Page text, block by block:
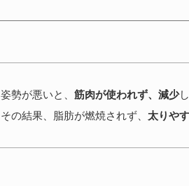
姿勢が悪いと、 筋肉が使われず、減少
その結果、脂肪が燃焼されず、 太りや